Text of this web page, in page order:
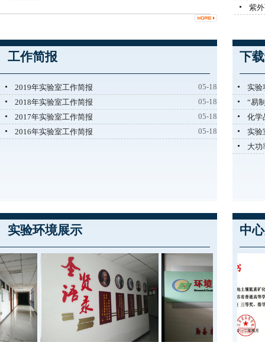
紫
工作简报
2019年实验室工作简报
05-18
2018年实验室工作简报
05-18
2017年实验室工作简报
05-18
2016年实验室工作简报
05-18
下
实验
“易
化学
实验
大功
实验环境展示 中